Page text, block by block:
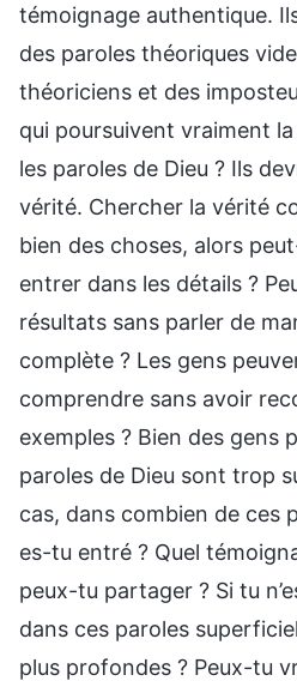
témoignage authentique.
des paroles théoriques
théoriciens et des
qui poursuivent vraiment
les paroles de Dieu ? Ils
vérité. Chercher la vérité
bien des choses, alors
entrer dans les détails ?
résultats sans parler de
complète ? Les gens
comprendre sans avoir
exemples ? Bien des gens
paroles de Dieu sont trop
cas, dans combien de ces
es-tu entré ? Quel
peux-tu partager ? Si tu
dans ces paroles
plus profondes ? Peux-tu